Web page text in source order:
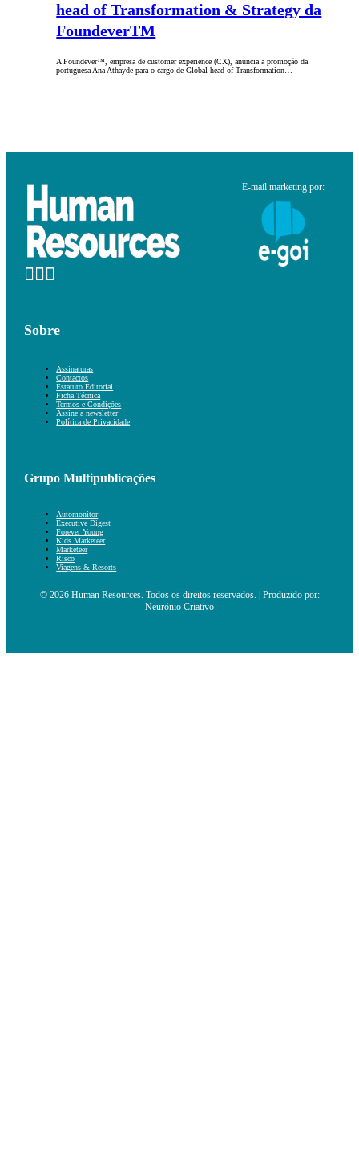
head of Transformation & Strategy da
FoundeverTM
A Foundever™, empresa de customer experience (CX), anuncia a promoção da
portuguesa Ana Athayde para o cargo de Global head of Transformation…
E-mail marketing por:
Sobre
Assinaturas
Contactos
Estatuto Editorial
Ficha Técnica
Termos e Condições
Assine a newsletter
Política de Privacidade
Grupo Multipublicações
Automonitor
Executive Digest
Forever Young
Kids Marketeer
Marketeer
Risco
Viagens & Resorts
© 2026 Human Resources. Todos os direitos reservados. | Produzido por:
Neurónio Criativo